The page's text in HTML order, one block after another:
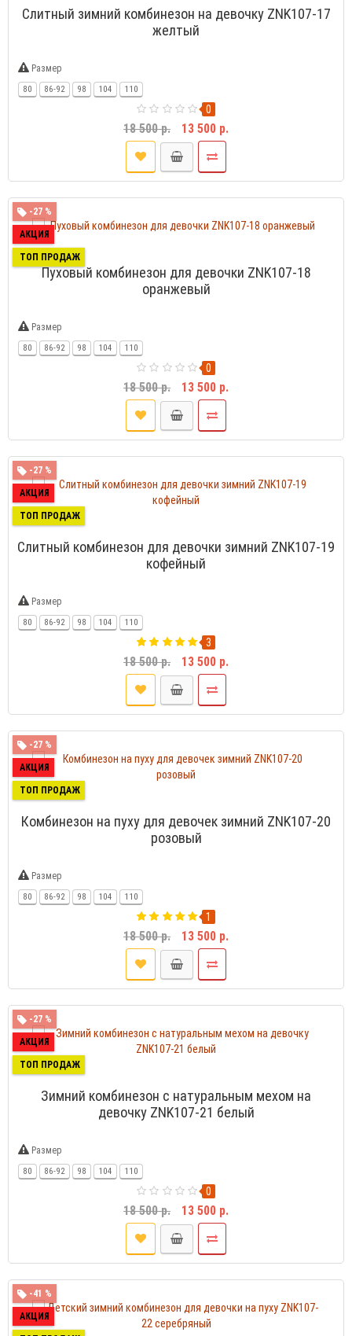
Слитный зимний комбинезон на девочку ZNK107-17
желтый
Размер
80 86-92 98 104 110
0
18 500 р. 13 500 р.
-27 %
АКЦИЯ
ТОП ПРОДАЖ
Пуховый комбинезон для девочки ZNK107-18
оранжевый
Размер
80 86-92 98 104 110
0
18 500 р. 13 500 р.
-27 %
АКЦИЯ
ТОП ПРОДАЖ
Слитный комбинезон для девочки зимний ZNK107-19
кофейный
Размер
80 86-92 98 104 110
3
18 500 р. 13 500 р.
-27 %
АКЦИЯ
ТОП ПРОДАЖ
Комбинезон на пуху для девочек зимний ZNK107-20
розовый
Размер
80 86-92 98 104 110
1
18 500 р. 13 500 р.
-27 %
АКЦИЯ
ТОП ПРОДАЖ
Зимний комбинезон с натуральным мехом на
девочку ZNK107-21 белый
Размер
80 86-92 98 104 110
0
18 500 р. 13 500 р.
-41 %
АКЦИЯ